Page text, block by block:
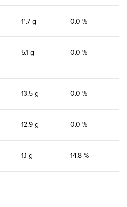
11.7 g 0.0 %
5.1 g 0.0 %
13.5 g 0.0 %
12.9 g 0.0 %
1.1 g 14.8 %